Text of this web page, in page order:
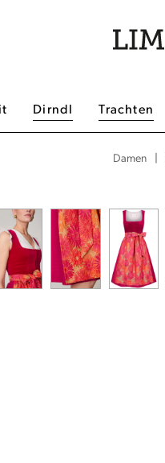
Dirndl Trachten
Damen